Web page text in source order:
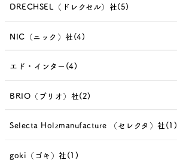
DRECHSEL（ドレクセル）社(5)
NIC（ニック）社(4)
エド・インター(4)
BRIO（ブリオ）社(2)
Selecta Holzmanufacture （セレクタ）社(1)
goki（ゴキ）社(1)